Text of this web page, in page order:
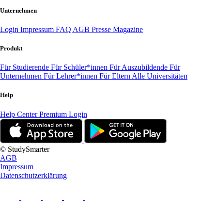
Unternehmen
Login Impressum FAQ AGB Presse Magazine
Produkt
Für Studierende Für Schüler*innen Für Auszubildende Für
Unternehmen Für Lehrer*innen Für Eltern Alle Universitäten
Help
Help CenterPremium Login
© StudySmarter
AGB
Impressum
Datenschutzerklärung